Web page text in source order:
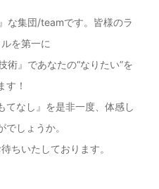
な集団/teamです。皆様のラ
を第一に
術』であなたの“なりたい”を
す！
てなし』を是非一度、体感し
でしょうか。
ちいたしております。